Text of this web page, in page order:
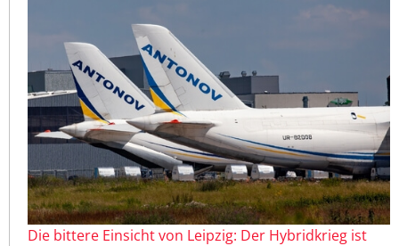
Die bittere Einsicht von Leipzig: Der Hybridkrieg ist